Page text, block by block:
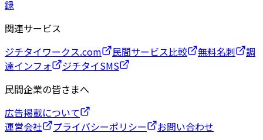
録
関連サービス
ジチタイワークス.com
民間サービス比較 無料名刺
調
達インフォ
ジチタイSMS
民間企業の皆さまへ
広告掲載について
運営会社
プライバシーポリシー
お問い合わせ